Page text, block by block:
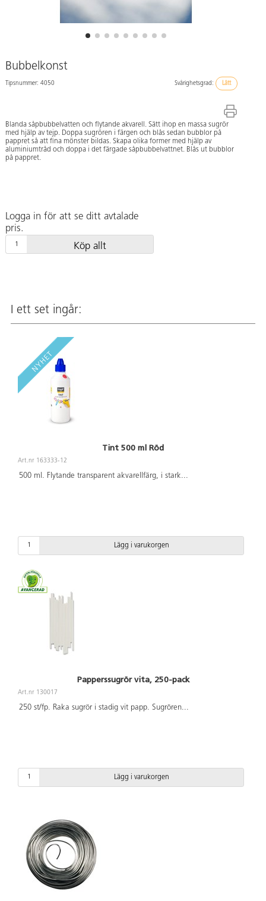
Bubbelkonst
Tipsnummer: 4050 Svårighetsgrad: Lätt
Blanda såpbubbelvatten och flytande akvarell. Sätt ihop en massa sugrör
med hjälp av tejp. Doppa sugrören i färgen och blås sedan bubblor på
pappret så att fina mönster bildas. Skapa olika former med hjälp av
aluminiumtråd och doppa i det färgade såpbubbelvattnet. Blås ut bubblor
på pappret.
Logga in för att se ditt avtalade
pris.
Köp allt
I ett set ingår:
Tint 500 ml Röd
Art.nr 163333-12
500 ml. Flytande transparent akvarellfärg, i stark...
Lägg i varukorgen
Papperssugrör vita, 250-pack
Art.nr 130017
250 st/fp. Raka sugrör i stadig vit papp. Sugrören...
Lägg i varukorgen